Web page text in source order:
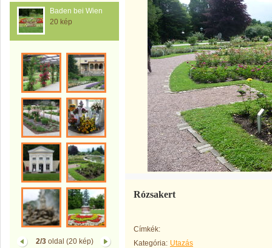
Baden bei Wien
20 kép
2/3oldal (20 kép)
Rózsakert
Címkék:
Kategória: Utazás